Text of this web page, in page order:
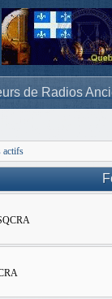
de Radios
actifs